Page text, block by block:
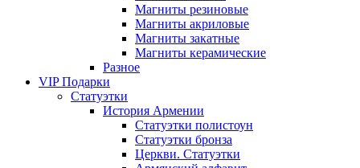
Магниты резиновые
Магниты акриловые
Магниты закатные
Магниты керамические
Разное
VIP Подарки
Статуэтки
История Армении
Статуэтки полистоун
Статуэтки бронза
Церкви. Статуэтки